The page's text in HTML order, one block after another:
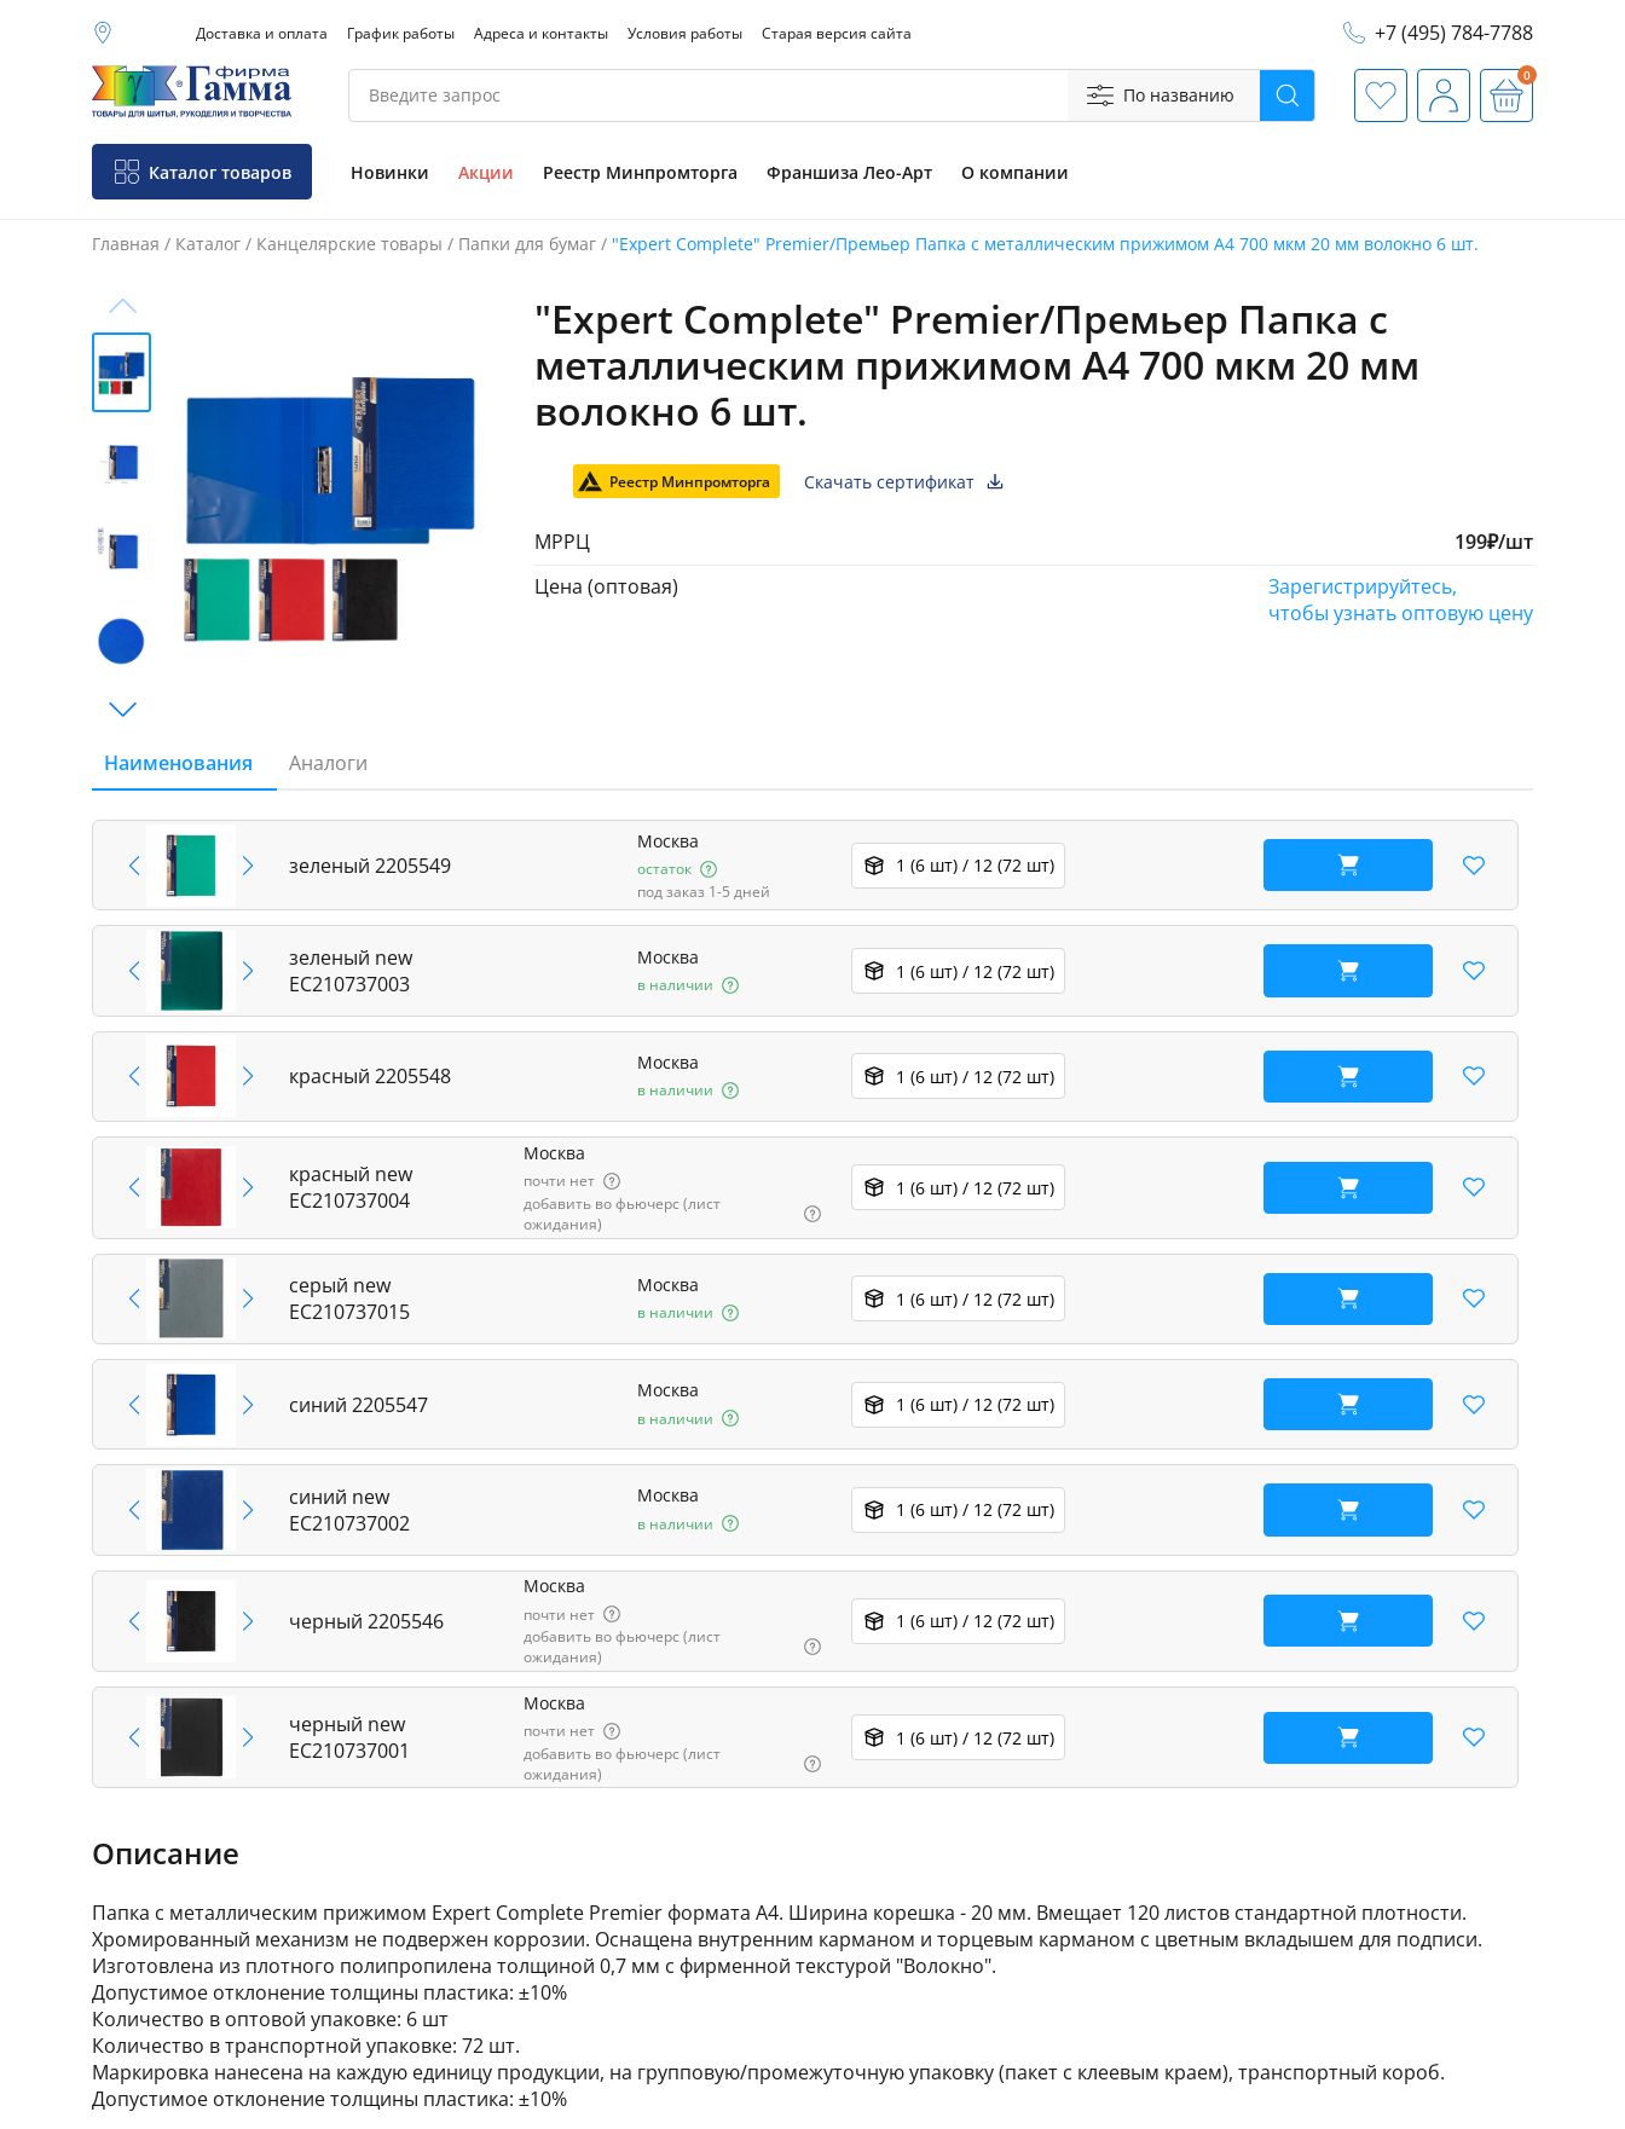
Москва (основной
склад)
Санкт-Петербург
Нижний Новгород
Доставка и оплата График работы Адреса и контакты Условия работы Старая версия сайта +7 (495) 784-7788
По названию Поиск ИзбранноеПрофильКорзина
0
Каталог товаров Новинки Акции Реестр Минпромторга Франшиза Лео-Арт О компании
Главная / Каталог / Канцелярские товары / Папки для бумаг / "Expert Complete" Premier/Премьер Папка с металлическим прижимом A4 700 мкм 20 мм волокно 6 шт.
Фото товара
"Expert Complete" Premier/Премьер Папка с
металлическим прижимом A4 700 мкм 20 мм
волокно 6 шт.
Реестр Минпромторга Скачать сертификат
МРРЦ 199₽/шт
Цена (оптовая)
Зарегистрируйтесь,
чтобы узнать оптовую цену
Наименования Аналоги
зеленый 2205549
Москва
остаток
под заказ 1-5 дней
1 (6 шт) / 12 (72 шт) В корзину
зеленый new
EC210737003
Москва
в наличии
1 (6 шт) / 12 (72 шт) В корзину
красный 2205548
Москва
в наличии
1 (6 шт) / 12 (72 шт) В корзину
красный new
EC210737004
Москва
почти нет
добавить во фьючерс (лист
ожидания)
1 (6 шт) / 12 (72 шт) В корзину
серый new
EC210737015
Москва
в наличии
1 (6 шт) / 12 (72 шт) В корзину
синий 2205547
Москва
в наличии
1 (6 шт) / 12 (72 шт) В корзину
синий new
EC210737002
Москва
в наличии
1 (6 шт) / 12 (72 шт) В корзину
черный 2205546
Москва
почти нет
добавить во фьючерс (лист
ожидания)
1 (6 шт) / 12 (72 шт) В корзину
черный new
EC210737001
Москва
почти нет
добавить во фьючерс (лист
ожидания)
1 (6 шт) / 12 (72 шт) В корзину
Описание
Папка с металлическим прижимом Expert Complete Premier формата А4. Ширина корешка - 20 мм. Вмещает 120 листов стандартной плотности.
Хромированный механизм не подвержен коррозии. Оснащена внутренним карманом и торцевым карманом с цветным вкладышем для подписи.
Изготовлена из плотного полипропилена толщиной 0,7 мм с фирменной текстурой "Волокно".
Допустимое отклонение толщины пластика: ±10%
Количество в оптовой упаковке: 6 шт
Количество в транспортной упаковке: 72 шт.
Маркировка нанесена на каждую единицу продукции, на групповую/промежуточную упаковку (пакет с клеевым краем), транспортный короб.
Допустимое отклонение толщины пластика: ±10%